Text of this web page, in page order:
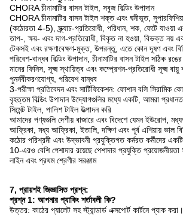
CHORA চীনামাটির বাসন টাইল, সবুজ বিল্ডিং উপাদান
CHORA চীনামাটির বাসন টাইল শক্ত এবং ঘনীভূত,
(কঠোরতা 4-5), স্ক্র্যাচ-প্রতিরোধী, পরিধান, শক, ফেটে যাওয়া
তাপ-, ক্ষয়- এবং দাগ-প্রতিরোধী, বিকৃত না হওয়া, বিভক্ত নয় এবং
টেকসই এবং রক্ষণাবেক্ষণ-মুক্ত, উপরন্তু, এতে কোন দূষণ এবং
পরিবেশ-বান্ধব বিল্ডিং উপাদান, চীনামাটির বাসন টাইল সঠিক
মানের ফিনিস, সূক্ষ্ম স্থায়িত্ব এবং কম্প্রেশন-প্রতিরোধী সূক্ষ্ম বায়ু
পুনর্নবীকরণযোগ্য, পরিবেশ বান্ধব
3-পরীক্ষা প্রতিবেদন এবং সার্টিফিকেশন: ফোশান বলি সিরামিক
বৃহত্তম বিল্ডিং উপাদান উদ্যোগগুলির মধ্যে একটি, আমরা প্রধানত
সিমেন্ট টাইল, পালিশ টাইল উত্পাদন করি
আমাদের পণ্যগুলি দেশীয় বাজারে এবং বিদেশে যেমন ইউরোপ,
আফ্রিকা, মধ্য আফ্রিকা, ইতালি, দক্ষিণ এবং পূর্ব এশিয়ায় ভাল
কঠোর পরিশ্রমী এবং উদ্ভাবনী প্রযুক্তিগত কর্মরত কর্মীদের
10-এরও বেশি পেশাদার রয়েছে পেশাদার প্রযুক্তি প্রয়োজনীয়তা
লাইন এবং প্রথম শ্রেণীর সরঞ্জাম
7, প্রায়শই জিজ্ঞাসিত প্রশ্ন:
প্রশ্ন 1: আপনার প্যাকিং শর্তাবলী কি?
উত্তর: কাঠের প্যালেট সহ স্ট্যান্ডার্ড এক্সপোর্ট কার্টনে প্যাক করা।